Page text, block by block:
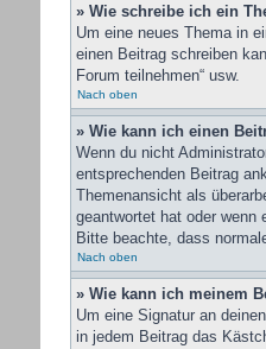
» Wie schreibe ich ein
Um eine neues Thema in
einen Beitrag schreiben
Forum teilnehmen“ usw.
Nach oben
» Wie kann ich einen
Wenn du nicht
entsprechenden Beitrag
Themenansicht als
geantwortet hat oder wenn
Bitte beachte, dass
Nach oben
» Wie kann ich meinem
Um eine Signatur an
in jedem Beitrag das